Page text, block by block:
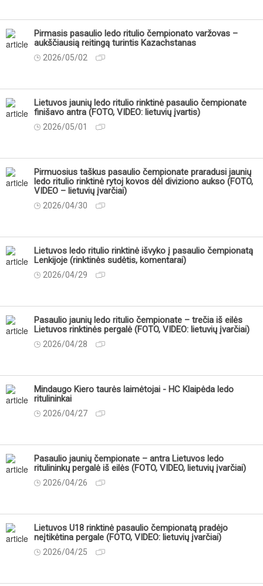
Pirmasis pasaulio ledo ritulio čempionato varžovas –
aukščiausią reitingą turintis Kazachstanas
2026/05/02
Lietuvos jaunių ledo ritulio rinktinė pasaulio čempionate
finišavo antra (FOTO, VIDEO: lietuvių įvartis)
2026/05/01
Pirmuosius taškus pasaulio čempionate praradusi jaunių
ledo ritulio rinktinė rytoj kovos dėl diviziono aukso (FOTO,
VIDEO – lietuvių įvarčiai)
2026/04/30
Lietuvos ledo ritulio rinktinė išvyko į pasaulio čempionatą
Lenkijoje (rinktinės sudėtis, komentarai)
2026/04/29
Pasaulio jaunių ledo ritulio čempionate – trečia iš eilės
Lietuvos rinktinės pergalė (FOTO, VIDEO: lietuvių įvarčiai)
2026/04/28
Mindaugo Kiero taurės laimėtojai - HC Klaipėda ledo
ritulininkai
2026/04/27
Pasaulio jaunių čempionate – antra Lietuvos ledo
ritulininkų pergalė iš eilės (FOTO, VIDEO, lietuvių įvarčiai)
2026/04/26
Lietuvos U18 rinktinė pasaulio čempionatą pradėjo
neįtikėtina pergale (FOTO, VIDEO: lietuvių įvarčiai)
2026/04/25